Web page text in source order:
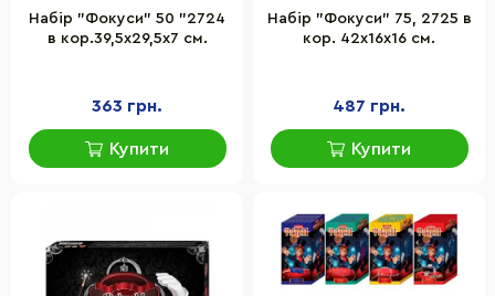
Набір "Фокуси" 50 "2724
в кор.39,5х29,5х7 см.
363 грн.
Купити
Набір "Фокуси" 75, 2725 в
кор. 42х16х16 см.
487 грн.
Купити